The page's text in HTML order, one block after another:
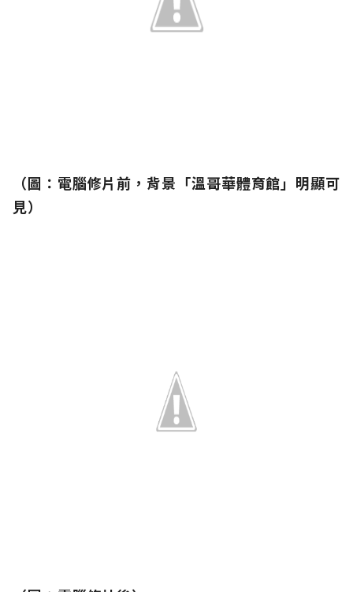
（圖：電腦修片前，背景「溫哥華體育館」明顯可
見）